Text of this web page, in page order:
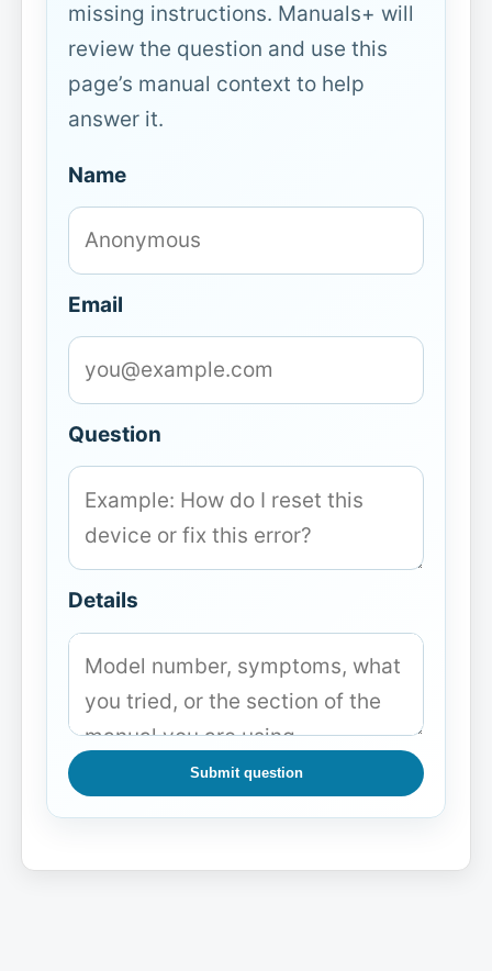
missing instructions. Manuals+ will
review the question and use this
page’s manual context to help
answer it.
Name
Email
Question
Details
Submit question